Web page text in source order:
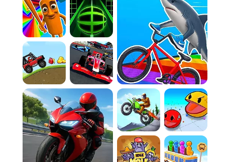
franchir les obstacles étroits. Un léger
mouvement peut vous faire chuter dans Obby
On a Bike.
Rule 2:En mode Challenge, chaque seconde
compte. Planifiez votre trajectoire à l'avance
pour optimiser votre vitesse et battre le
chrono.
Rule 3:Utilisez le sprint (L-SHIFT)
stratégiquement pour effectuer de longs
sauts ou gagner de précieuses secondes sur
les plateformes plates.
Rule 4:Ajustez constamment l'angle de la
caméra avec la souris pour avoir la meilleure
vue possible des obstacles à venir, surtout lors